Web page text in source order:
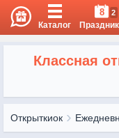
Каталог
8 2
Классная
Открыткиок